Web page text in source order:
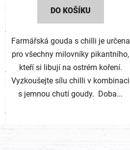
DO KOŠÍKU
Farmářská gouda s chilli je určena
pro všechny milovníky pikantního,
kteří si libují na ostrém koření.
Vyzkoušejte sílu chilli v kombinaci
s jemnou chutí goudy. Doba...